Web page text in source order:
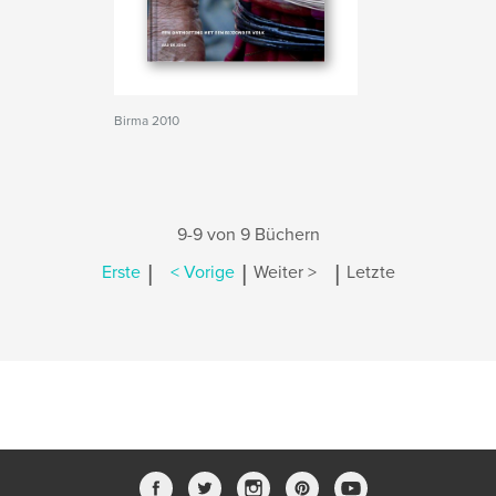
Birma 2010
9-9 von 9 Büchern
Erste | < Vorige | Weiter > | Letzte